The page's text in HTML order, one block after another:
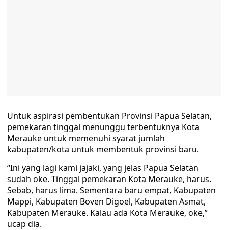
Untuk aspirasi pembentukan Provinsi Papua Selatan,
pemekaran tinggal menunggu terbentuknya Kota
Merauke untuk memenuhi syarat jumlah
kabupaten/kota untuk membentuk provinsi baru.
“Ini yang lagi kami jajaki, yang jelas Papua Selatan
sudah oke. Tinggal pemekaran Kota Merauke, harus.
Sebab, harus lima. Sementara baru empat, Kabupaten
Mappi, Kabupaten Boven Digoel, Kabupaten Asmat,
Kabupaten Merauke. Kalau ada Kota Merauke, oke,”
ucap dia.